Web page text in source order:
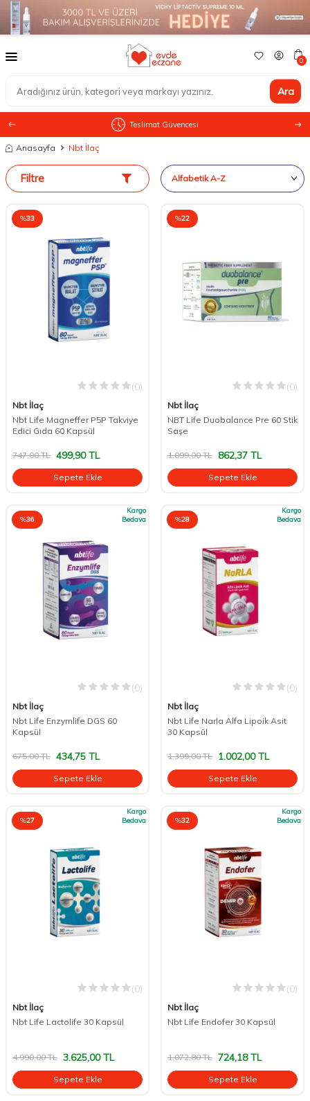
Ara
0
Teslimat Güvencesi
Anasayfa Nbt İlaç
Filtre
%33
(0)
Nbt İlaç
Nbt Life Magneffer P5P Takviye
Edici Gıda 60 Kapsül
747,00TL 499,90TL
Sepete Ekle
%22
(0)
Nbt İlaç
NBT Life Duobalance Pre 60 Stik
Saşe
1.099,00TL 862,37 TL
Sepete Ekle
%36
Kargo
Bedava
(0)
Nbt İlaç
Nbt Life Enzymlife DGS 60
Kapsül
675,00TL 434,75 TL
Sepete Ekle
%28
Kargo
Bedava
(0)
Nbt İlaç
Nbt Life Narla Alfa Lipoik Asit
30 Kapsül
1.399,00TL 1.002,00TL
Sepete Ekle
%27
Kargo
Bedava
(0)
Nbt İlaç
Nbt Life Lactolife 30 Kapsül
4.990,00TL 3.625,00TL
Sepete Ekle
%32
Kargo
Bedava
(0)
Nbt İlaç
Nbt Life Endofer 30 Kapsül
1.072,80TL 724,18TL
Sepete Ekle